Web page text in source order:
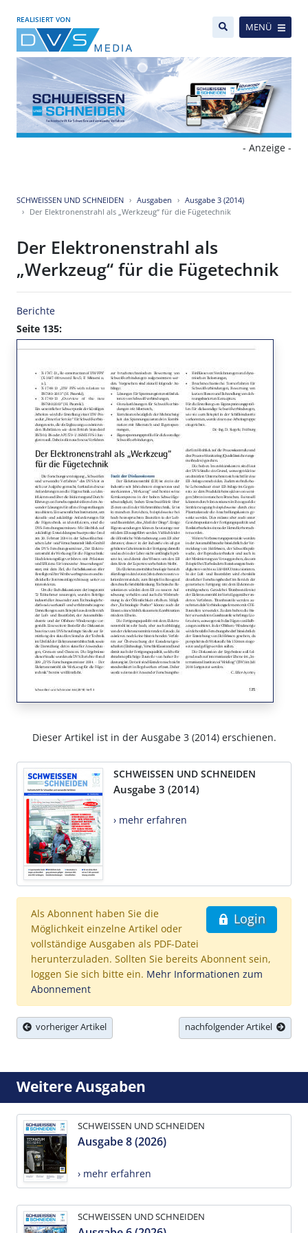
REALISIERT VON
MENÜ
- Anzeige -
SCHWEISSEN UND SCHNEIDEN Ausgaben
Ausgabe 3 (2014)
Der Elektronenstrahl als „Werkzeug“ für die Fügetechnik
Der Elektronenstrahl als
„Werkzeug“ für die Fügetechnik
Berichte
Seite 135:
Dieser Artikel ist in der Ausgabe 3 (2014) erschienen.
SCHWEISSEN UND SCHNEIDEN
Ausgabe 3 (2014)
› mehr erfahren
Login
Als Abonnent haben Sie die
Möglichkeit einzelne Artikel oder
vollständige Ausgaben als PDF-Datei
herunterzuladen. Sollten Sie bereits Abonnent sein,
loggen Sie sich bitte ein. Mehr Informationen zum
Abonnement
vorheriger Artikel nachfolgender Artikel
Weitere Ausgaben
SCHWEISSEN UND SCHNEIDEN
Ausgabe 8 (2026)
› mehr erfahren
SCHWEISSEN UND SCHNEIDEN